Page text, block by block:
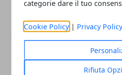
categorie dare il tuo
Cookie Policy | Privacy
Rifiuta
Jurassic World, al
capitolo della saga di
10/06/2015